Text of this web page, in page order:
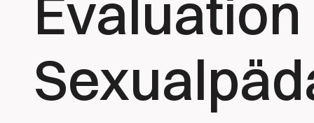
Evaluation